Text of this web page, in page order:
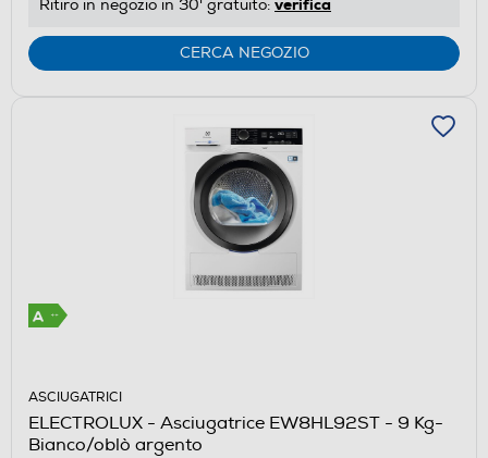
Ritiro in negozio in 30' gratuito: verifica
CERCA NEGOZIO
ASCIUGATRICI
ELECTROLUX - Asciugatrice EW8HL92ST - 9 Kg-
Bianco/oblò argento